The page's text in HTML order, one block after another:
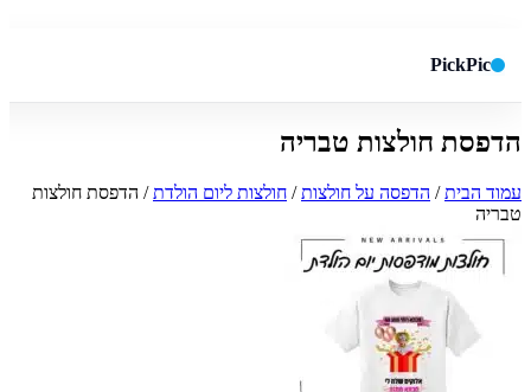
PickPic
הדפסת חולצות טבריה
עמוד הבית/ הדפסה על חולצות/ חולצות ליום הולדת/ הדפסת חולצות
טבריה